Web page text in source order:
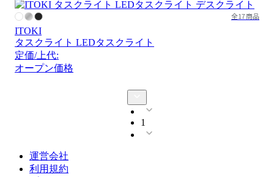
全17商品
ITOKI
タスクライト LEDタスクライト
定価/上代:
オープン価格
1
運営会社
利用規約